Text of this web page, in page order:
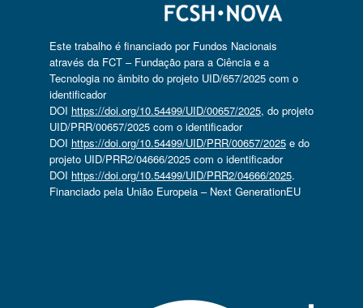
Este trabalho é financiado por Fundos Nacionais
através da FCT – Fundação para a Ciência e a
Tecnologia no âmbito do projeto UID/657/2025 com o
identificador
DOI https://doi.org/10.54499/UID/00657/2025, do projeto
UID/PRR/00657/2025 com o identificador
DOI https://doi.org/10.54499/UID/PRR/00657/2025e do
projeto UID/PRR2/04666/2025 com o identificador
DOI https://doi.org/10.54499/UID/PRR2/04666/2025.
Financiado pela União Europeia – Next GenerationEU